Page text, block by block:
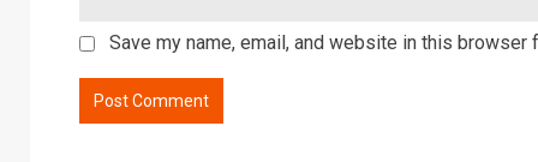
Save my name, email, and website in this browser